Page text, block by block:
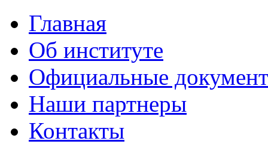
Главная
Об институте
Официальные
Наши партнеры
Контакты